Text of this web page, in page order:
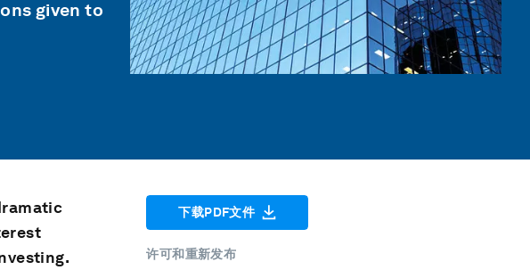
given to
下载PDF文件
许可和重新发布